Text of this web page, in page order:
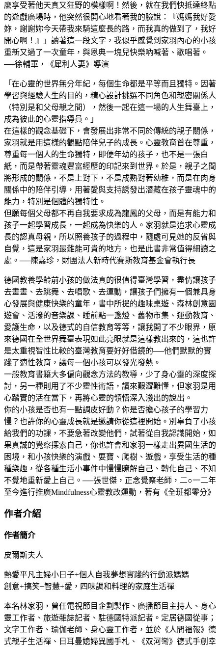
麼享受著他天真又狂野的模樣啊！然後，就在我們快抵達終點
的遊戲廣場時，他突然很開心地看著我的臉說：『媽媽我好愛
妳，謝謝妳今天帶我來騎這麼長的路，而我真的做到了，我好
開心啊！』」讀著這一段文字，我似乎感覺到家羽內心的小孩
重新又過了一次童年，與恩典一塊兒快樂吶喊著、歌唱著。
──徐輔軍，《犀利人妻》導演
「在心靈的世界無分年紀，每個生命都是平等而且獨特。因著
學習與經驗人生的目的，精心設計挑選不同角色和親密關係人
（特別是和父母親之間），然後一起在這一場的人生舞臺上，
成為彼此的心靈指導員。」
在這樣的觀念基礎下，會發展出非常不同於傳統的親子關係，
家羽就是用這樣的觀點陪伴兒子的成長。心靈教育首在尊重，
尊重每一個人的生命獨特，即便年幼的孩子，也不是一張白
紙，而是帶著靈魂豐富經歷的印記來到世界。於是，親子之間
將形成的關係，不是上對下，不是成熟對著幼稚，而是在肉身
關係中的陪伴引導，用著愛與支持誘發出潛藏在孩子靈魂中的
能力，特別是個體的獨特性。
但願每個父母都不再自我要求成為龍鳳的父母，而是有能力和
孩子一起學習成長，一起成為快樂的人。家羽就是追求心靈成
長的認真母親，所以照養孩子的過程中，隨處可見她的反省與
自覺，這是家羽最難能可貴的地方，也是此書非常值得細讀之
處。──陳嘉珍，財團法人新時代賽斯教育基金會執行長
德國教養學齡前小孩的做法真的很值得臺灣學習，盡情讓孩子
去畫畫、去跳舞、去唱歌、去運動，讓孩子們擁有一個兼具身
心發展與健康快樂的童年，書中所提的趣味桌遊、森林創意園
遊會、活潑的音樂課、睡前點一盞燈、舊物市集、運動教育、
愛護生命，以及德式的自信教育等等，讓我開了不少眼界，原
來德國在全世界舞臺表現如此亮眼就是這樣教出來的，這也許
是太重視智性比較的臺灣教育要好好借鏡的──他們默默的實
踐了適性教育，讓每一個小孩可以發光發熱。
一般教育書籍大多偏向觀念方法的教導，少了身心靈的深度探
討，另一種則用了不少靈性術語，讀來艱澀難懂，但家羽是用
心踏實的活在當下，再將心靈的領悟深入淺出的說出。
你的小孩是否也有一點調皮好動？你是否擔心孩子的學習力
慢？也許你的心靈成長就是邀請你從這裡開始。別辜負了小孩
給我們的功課，不要急著改變他們，試著從自我認識開始，如
果真誠的覺察探索自己，你也許會和家羽一樣走出異國生活的
困境，和小孩快樂的演戲、耍寶、爬樹、遊戲，享受生活的種
種樂趣，從各種生活小事件中慢慢瞭解自己、轉化自己、不知
不覺地重新愛上自己。──張世傑，正念覺察老師，二○一二年
至今進行推廣Mindfulness心靈教改運動，著有《全班都零分》
作者介紹
作者簡介
皮爾斯夫人
熱愛平凡主婦小日子+個人自我夢想實踐的行動派媽媽
創意+搞笑+智慧+愛，四味調和料理的家庭生活禪
本名林家羽，曾任電視節目企劃製作、廣播節目主持人、身心
靈工作者、旅遊雜誌記者、駐德國特派記者。定居德國從事；
文字工作者、瑜伽老師、身心靈工作者，並於《人間福報》德
式親子生活禪、日耳曼媳婦異國手札、《双河彎》德式手創幸